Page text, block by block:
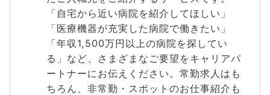
「自宅から近い病院を紹介してほしい」
「医療機器が充実した病院で働きたい」
「年収1,500万円以上の病院を探してい
る」など、さまざまなご要望をキャリアパ
ートナーにお伝えください。常勤求人はも
ちろん、非常勤・スポットのお仕事紹介も